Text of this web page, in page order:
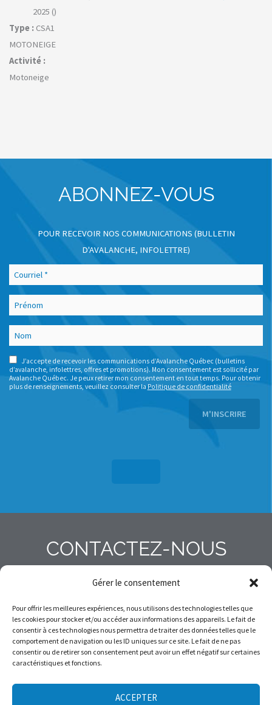
Gérer le consentement
Pour offrir les meilleures expériences, nous utilisons des technologies telles que
les cookies pour stocker et/ou accéder aux informations des appareils. Le fait de
consentir à ces technologies nous permettra de traiter des données telles que le
comportement de navigation ou les ID uniques sur ce site. Le fait de ne pas
consentir ou de retirer son consentement peut avoir un effet négatif sur certaines
caractéristiques et fonctions.
ACCEPTER
2025 ()
Type : CSA1
MOTONEIGE
Activité :
Motoneige
ABONNEZ-VOUS
POUR RECEVOIR NOS COMMUNICATIONS (BULLETIN
D'AVALANCHE, INFOLETTRE)
J’accepte de recevoir les communications d’Avalanche Québec (bulletins
d’avalanche, infolettres, offres et promotions). Mon consentement est sollicité par
Avalanche Québec. Je peux retirer mon consentement en tout temps. Pour obtenir
plus de renseignements, veuillez consulter la Politique de confidentialité
CONTACTEZ-NOUS
info@avalanchequebec.ca
+14187635315